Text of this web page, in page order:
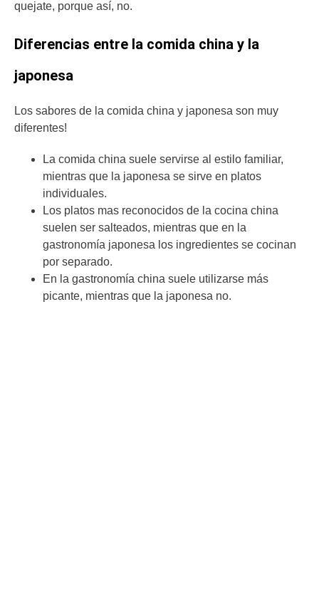
quejate, porque así, no.
Diferencias entre la comida china y la
japonesa
Los sabores de la comida china y japonesa son muy
diferentes!
La comida china suele servirse al estilo familiar,
mientras que la japonesa se sirve en platos
individuales.
Los platos mas reconocidos de la cocina china
suelen ser salteados, mientras que en la
gastronomía japonesa los ingredientes se cocinan
por separado.
En la gastronomía china suele utilizarse más
picante, mientras que la japonesa no.